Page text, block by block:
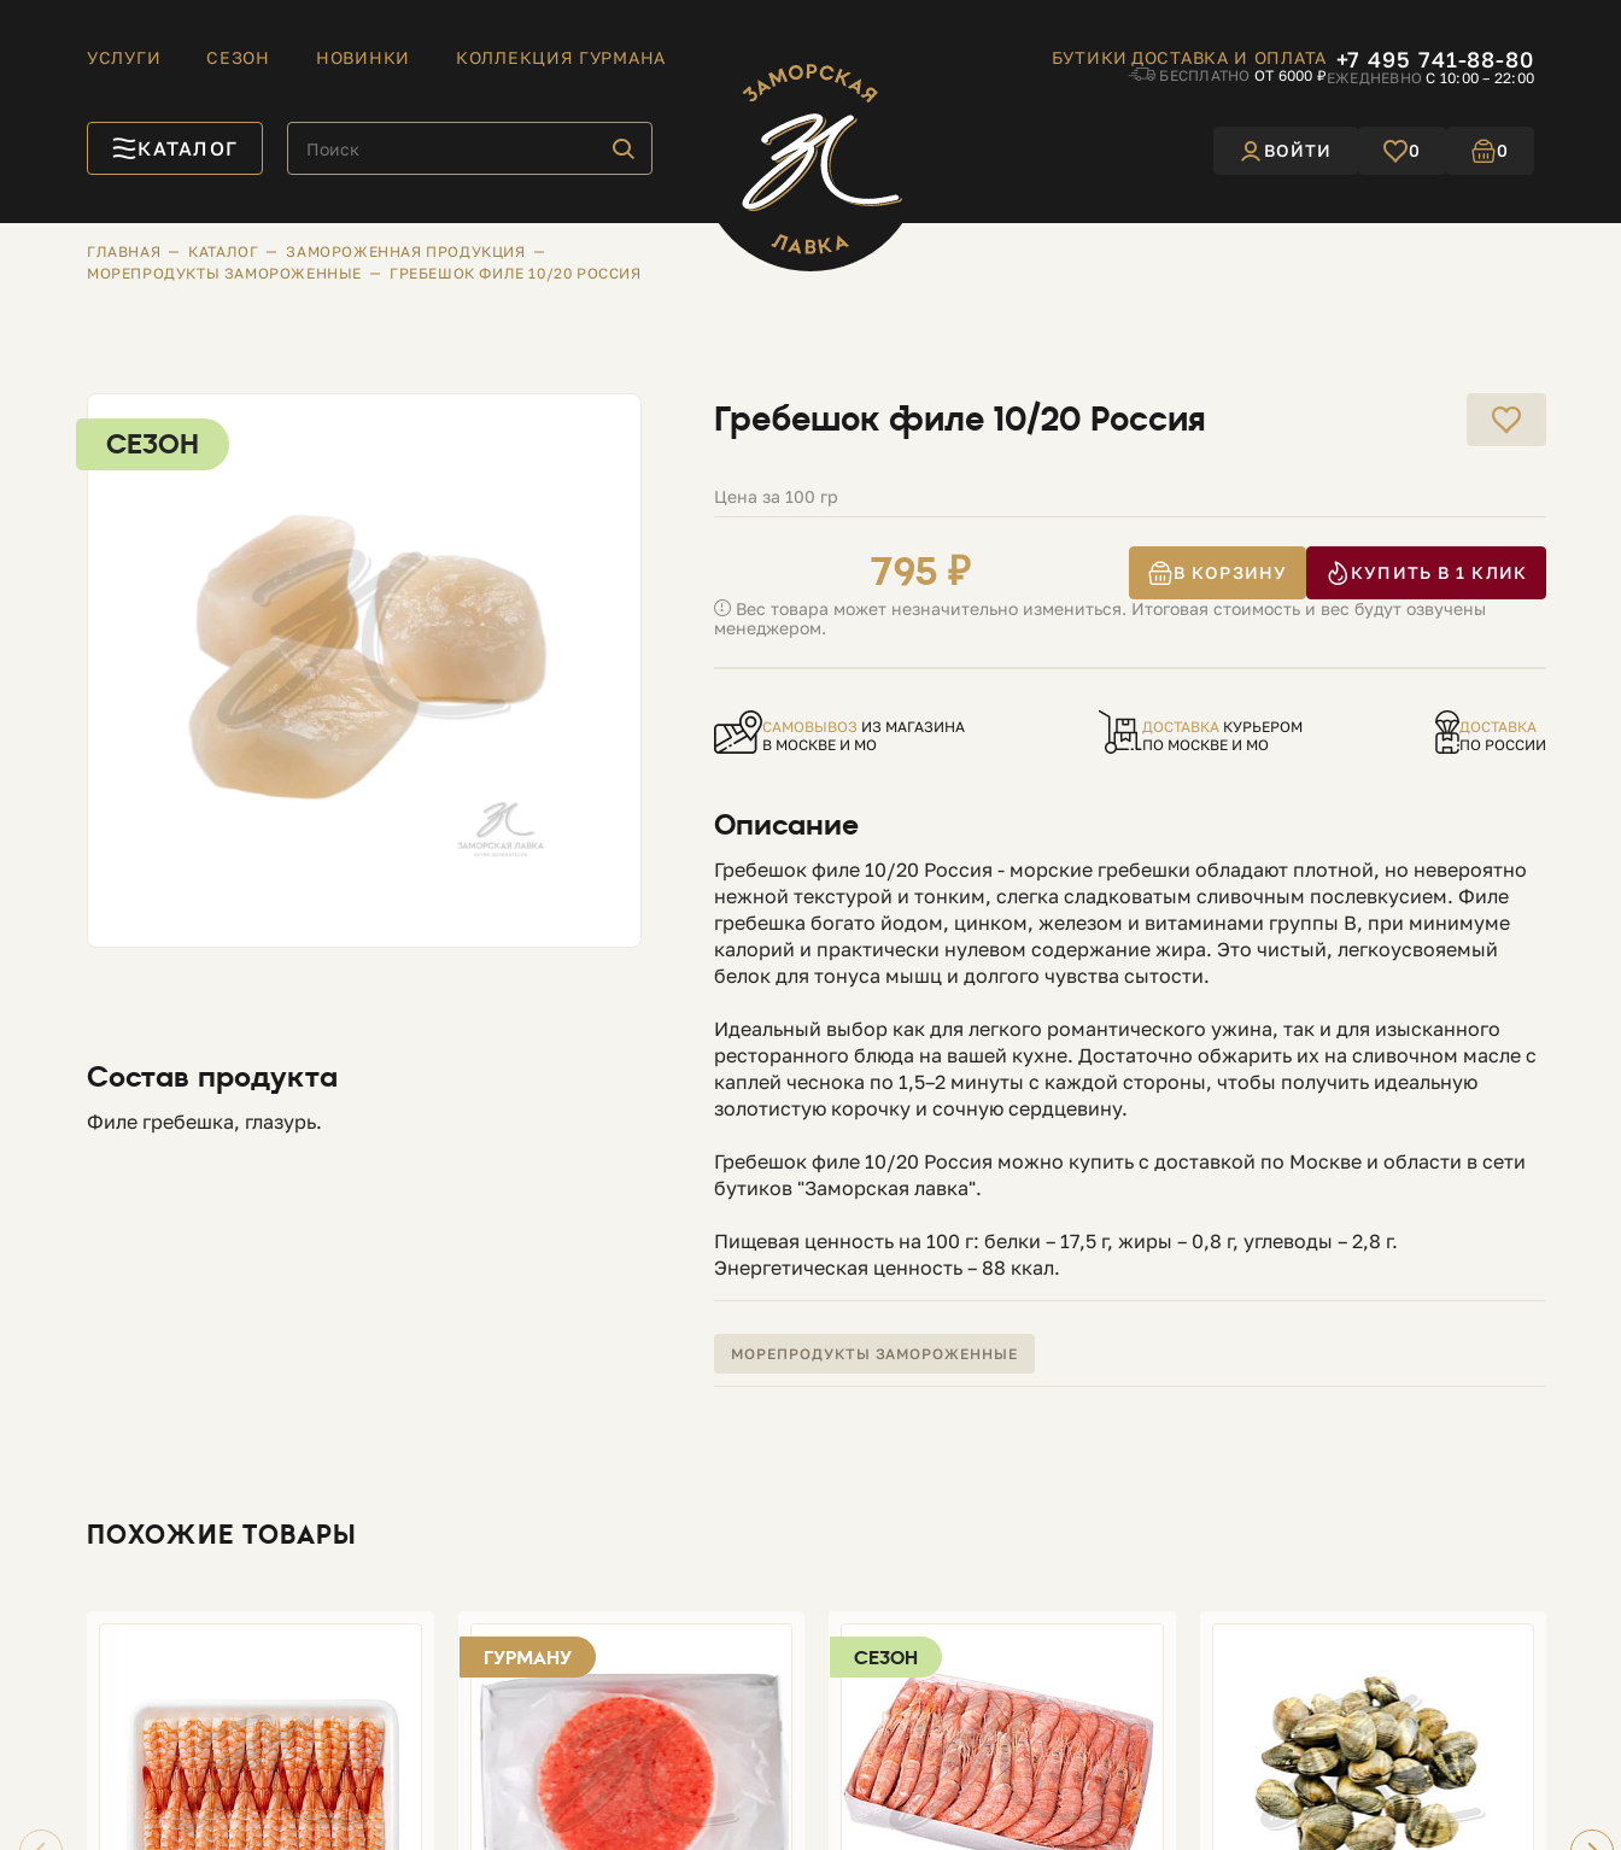
УСЛУГИ СЕЗОН НОВИНКИ КОЛЛЕКЦИЯ ГУРМАНА
КАТАЛОГ
БУТИКИ ДОСТАВКА И ОПЛАТА
БЕСПЛАТНО ОТ 6000 ₽
+7 495 741-88-80
ЕЖЕДНЕВНОС 10:00 – 22:00
ВОЙТИ 0 0
ГЛАВНАЯ КАТАЛОГ
ЗАМОРОЖЕННАЯ ПРОДУКЦИЯ
МОРЕПРОДУКТЫ ЗАМОРОЖЕННЫЕ
ГРЕБЕШОК ФИЛЕ 10/20 РОССИЯ
СЕЗОН Гребешок филе 10/20 Россия
Цена за 100 гр
795 ₽ В КОРЗИНУ
КУПИТЬ В 1 КЛИК
Вес товара может незначительно измениться. Итоговая стоимость и вес будут озвучены
менеджером.
САМОВЫВОЗ ИЗ МАГАЗИНА
В МОСКВЕ И МО
ДОСТАВКА КУРЬЕРОМ
ПО МОСКВЕ И МО
ДОСТАВКА
ПО РОССИИ
Состав продукта
Филе гребешка, глазурь.
Описание
Гребешок филе 10/20 Россия - морские гребешки обладают плотной, но невероятно
нежной текстурой и тонким, слегка сладковатым сливочным послевкусием. Филе
гребешка богато йодом, цинком, железом и витаминами группы B, при минимуме
калорий и практически нулевом содержание жира. Это чистый, легкоусвояемый
белок для тонуса мышц и долгого чувства сытости.
Идеальный выбор как для легкого романтического ужина, так и для изысканного
ресторанного блюда на вашей кухне. Достаточно обжарить их на сливочном масле с
каплей чеснока по 1,5–2 минуты с каждой стороны, чтобы получить идеальную
золотистую корочку и сочную сердцевину.
Гребешок филе 10/20 Россия можно купить с доставкой по Москве и области в сети
бутиков "Заморская лавка".
Пищевая ценность на 100 г: белки – 17,5 г, жиры – 0,8 г, углеводы – 2,8 г.
Энергетическая ценность – 88 ккал.
МОРЕПРОДУКТЫ ЗАМОРОЖЕННЫЕ
ПОХОЖИЕ ТОВАРЫ
ГУРМАНУ СЕЗОН